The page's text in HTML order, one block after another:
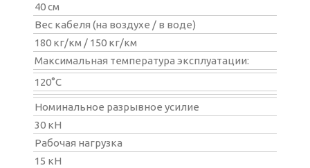
40 см
Вес кабеля (на воздухе / в воде)
180 кг/км / 150 кг/км
Максимальная температура эксплуатации:
120°С
Номинальное разрывное усилие
30 кН
Рабочая нагрузка
15 кН